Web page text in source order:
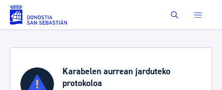
Eduki nagusira joan Buscar
Karabelen aurrean jarduteko
protokoloa